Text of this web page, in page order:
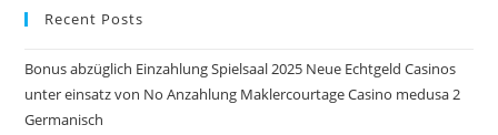
Recent Posts
Bonus abzüglich Einzahlung Spielsaal 2025 Neue Echtgeld Casinos
unter einsatz von No Anzahlung Maklercourtage Casino medusa 2
Germanisch